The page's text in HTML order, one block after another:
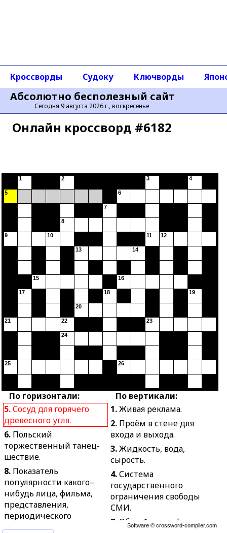
Абсолютно бесполезный сайт
Сегодня 9 августа 2026 г., воскресенье
Кроссворды Судоку Ключворды
Онлайн кроссворд #6182
По горизонтали:
5.Сосуд для горячего
древесного угля.
6. Польский
торжественный танец-
шествие.
8. Показатель
популярности какого–
нибудь лица, фильма,
представления,
периодического
издания.
По вертикали:
1.Живая реклама.
2. Проём в стене для
входа и выхода.
3.Жидкость, вода,
сырость.
4.Система
государственного
ограничения свободы
СМИ.
7. Общий склад фигуры
5
9
21
25
1
17
15
10
2
8
22
24
13
20
7
18
6
16
26
14
3
11
23
12
4
19
Software ©crossword-compiler.com